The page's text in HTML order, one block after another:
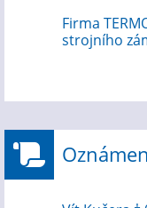
Firma
strojního